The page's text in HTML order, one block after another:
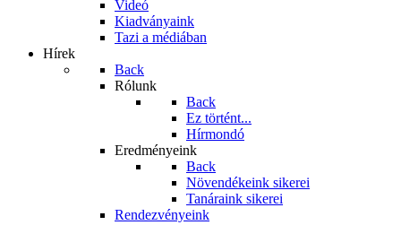
Videó
Kiadványaink
Tazi a médiában
Hírek
Back
Rólunk
Back
Ez történt...
Hírmondó
Eredményeink
Back
Növendékeink sikerei
Tanáraink sikerei
Rendezvényeink